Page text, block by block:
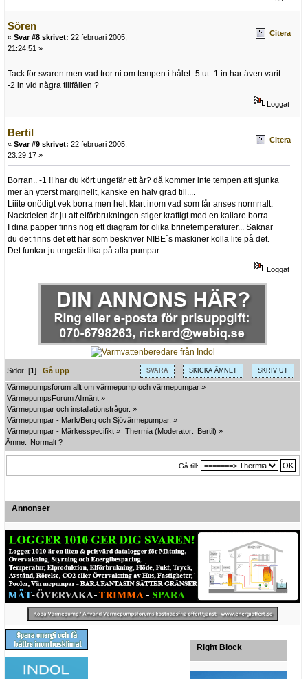
Sören
« Svar #8 skrivet: 22 februari 2005,
21:24:51 »
Citera
Tack för svaren men vad tror ni om tempen i hålet -5 ut -1 in har även varit
-2 in vid några tillfällen ?
Loggat
Bertil
« Svar #9 skrivet: 22 februari 2005,
23:29:17 »
Citera
Borran.. -1 !! har du kört ungefär ett år? då kommer inte tempen att sjunka
mer än ytterst marginellt, kanske en halv grad till....
Liiite onödigt vek borra men helt klart inom vad som får anses normnalt.
Nackdelen är ju att elförbrukningen stiger kraftigt med en kallare borra...
I dina papper finns nog ett diagram för olika brinetemperaturer... Saknar
du det finns det ett här som beskriver NIBE´s maskiner kolla lite på det.
Det funkar ju ungefär lika på alla pumpar...
Loggat
SVARA SKICKA ÄMNET SKRIV UT
Sidor: [1]Gå upp
Värmepumpsforum allt om värmepump och värmepumpar »
VärmepumpsForum Allmänt »
Värmepumpar och installationsfrågor. »
Värmepumpar - Mark/Berg och Sjövärmepumpar. »
Värmepumpar - Märkesspecifikt » Thermia (Moderator: Bertil) »
Ämne: Normalt ?
Gå till:
Annonser
Right Block